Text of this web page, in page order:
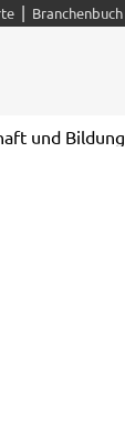
| Branchenbuch
und Bildung